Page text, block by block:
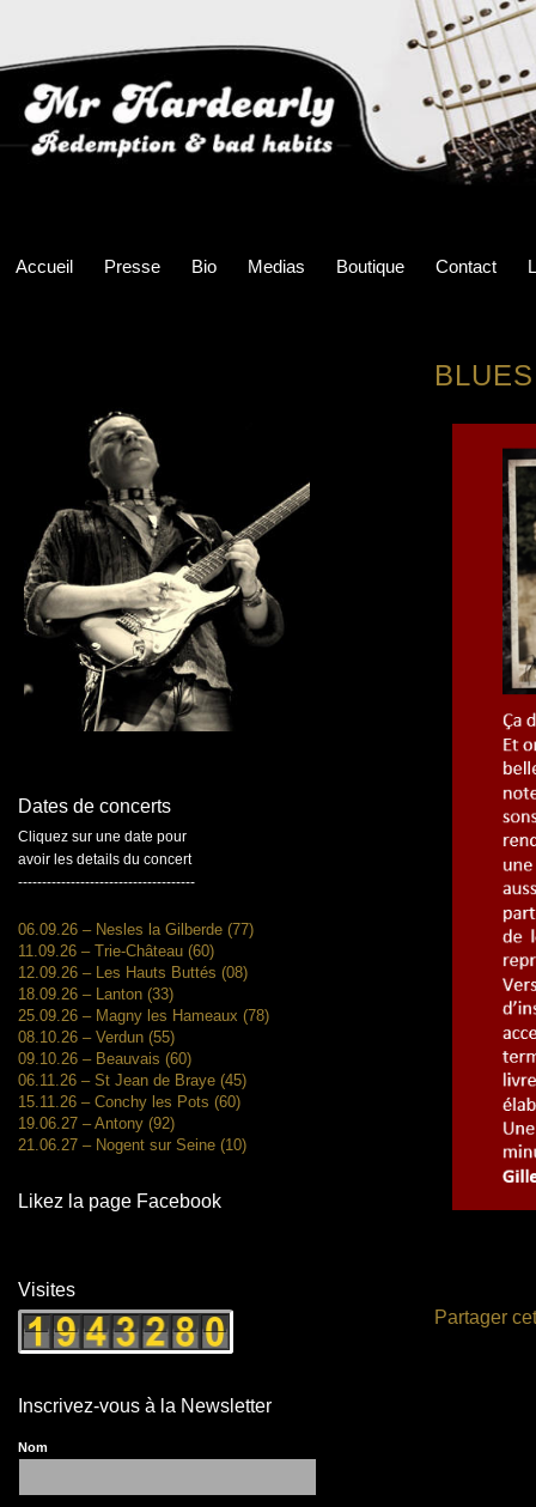
Accueil Presse Bio Medias Boutique Contact
Partager
Dates de concerts
Cliquez sur une date pour
avoir les details du concert
-------------------------------------
06.09.26 – Nesles la Gilberde (77)
11.09.26 – Trie-Château (60)
12.09.26 – Les Hauts Buttés (08)
18.09.26 – Lanton (33)
25.09.26 – Magny les Hameaux (78)
08.10.26 – Verdun (55)
09.10.26 – Beauvais (60)
06.11.26 – St Jean de Braye (45)
15.11.26 – Conchy les Pots (60)
19.06.27 – Antony (92)
21.06.27 – Nogent sur Seine (10)
Likez la page Facebook
Visites
Inscrivez-vous à la Newsletter
Nom